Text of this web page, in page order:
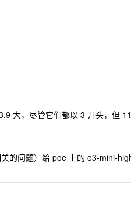
大，尽管它们都以 3 开头，但 11
的问题）给 poe 上的 o3-mini-